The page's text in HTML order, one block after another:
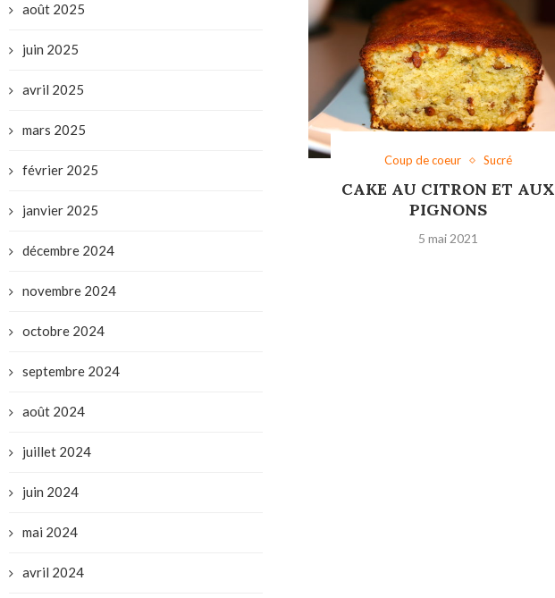
Coup de coeur Sucré
CAKE AU CITRON ET AUX
PIGNONS
5 mai 2021
août 2025
juin 2025
avril 2025
mars 2025
février 2025
janvier 2025
décembre 2024
novembre 2024
octobre 2024
septembre 2024
août 2024
juillet 2024
juin 2024
mai 2024
avril 2024